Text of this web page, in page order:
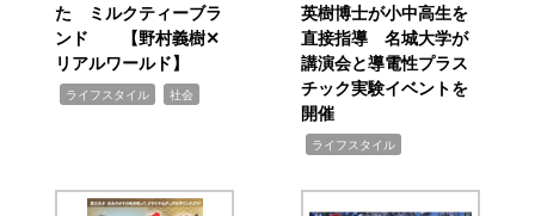
た ミルクティーブラ
ンド 【野村義樹✕
リアルワールド】
ライフスタイル 社会
英樹博士が小中高生を
直接指導 名城大学が
講演会と導電性プラス
チック実験イベントを
開催
ライフスタイル